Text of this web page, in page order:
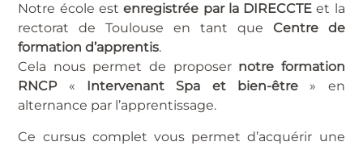
Notre école estenregistrée par la DIRECCTE et la
rectorat de Toulouse en tant que Centre de
formation d’apprentis.
Cela nous permet de proposer notre formation
RNCP « Intervenant Spa et bien-être » en
alternance par l’apprentissage.
Ce cursus complet vous permet d’acquérir une